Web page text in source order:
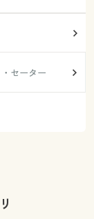
セーター